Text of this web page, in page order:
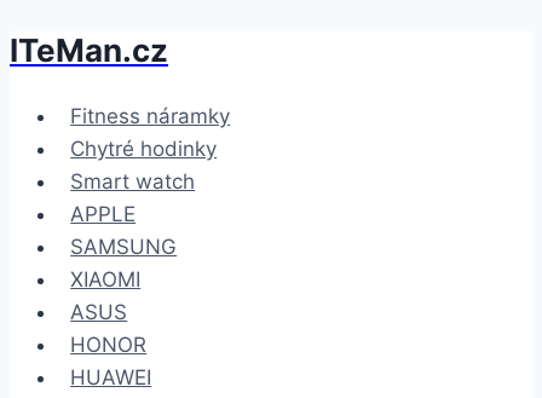
Přeskočit
obsah
ITeMan.cz
Fitness náramky
Chytré hodinky
Smart watch
APPLE
SAMSUNG
XIAOMI
ASUS
HONOR
HUAWEI